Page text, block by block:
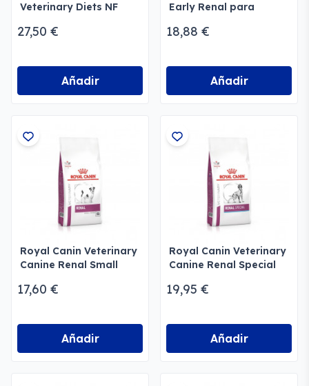
Veterinary Diets NF
27,50 €
Añadir
Early Renal para
18,88 €
Añadir
Royal Canin Veterinary
Canine Renal Small
17,60 €
Añadir
Royal Canin Veterinary
Canine Renal Special
19,95 €
Añadir